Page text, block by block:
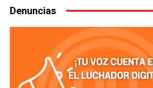
Denuncias